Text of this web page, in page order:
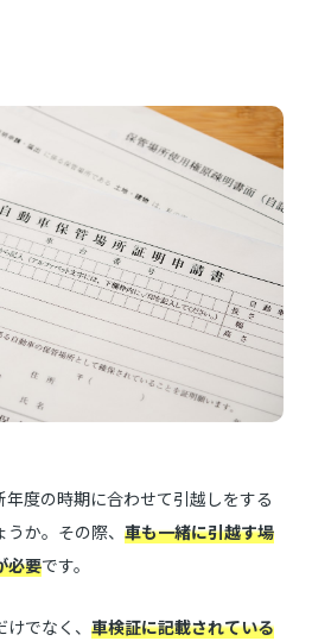
度の時期に合わせて引越しをする
か。その際、 車も一緒に引越す場
必要です。
でなく、 車検証に記載されている